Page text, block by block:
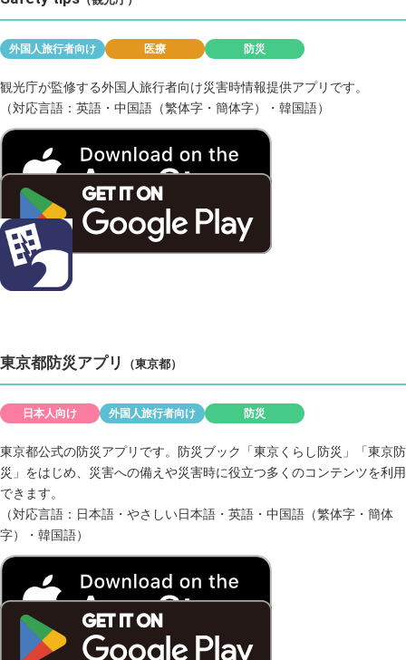
外国人旅行者向け 医療 防災
観光庁が監修する外国人旅行者向け災害時情報提供アプリです。
（対応言語：英語・中国語（繁体字・簡体字）・韓国語）
東京都防災アプリ （東京都）
日本人向け 外国人旅行者向け 防災
東京都公式の防災アプリです。防災ブック「東京くらし防災」「東京防
災」をはじめ、災害への備えや災害時に役立つ多くのコンテンツを利用
できます。
（対応言語：日本語・やさしい日本語・英語・中国語（繁体字・簡体
字）・韓国語）